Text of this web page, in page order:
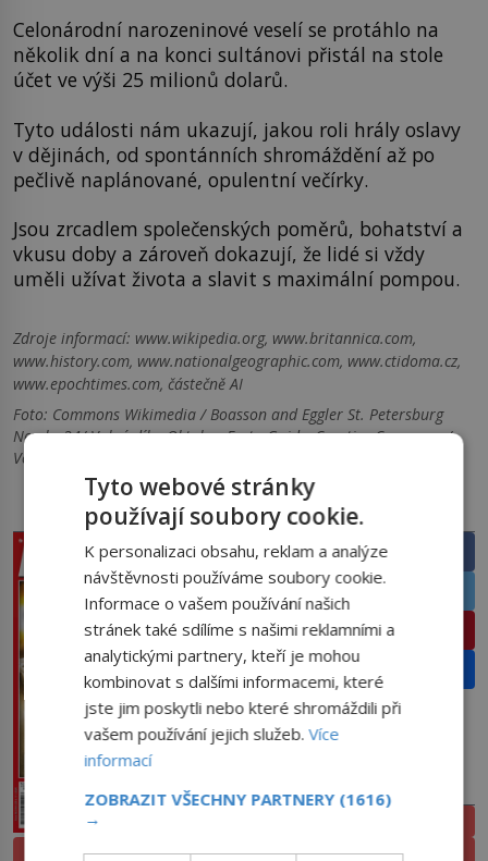
Celonárodní narozeninové veselí se protáhlo na
několik dní a na konci sultánovi přistál na stole
účet ve výši 25 milionů dolarů.
Tyto události nám ukazují, jakou roli hrály oslavy
v dějinách, od spontánních shromáždění až po
pečlivě naplánované, opulentní večírky.
Jsou zrcadlem společenských poměrů, bohatství a
vkusu doby a zároveň dokazují, že lidé si vždy
uměli užívat života a slavit s maximální pompou.
Zdroje informací: www.wikipedia.org, www.britannica.com,
www.history.com, www.nationalgeographic.com, www.ctidoma.cz,
www.epochtimes.com, částečně AI
Foto: Commons Wikimedia / Boasson and Eggler St. Petersburg
Nevsky 24/ Volné dílo, Oktober Fest - Guide, Creative Commons /
Volné dílo
PRÁVĚ V PRODEJI
PROLISTOVAT
SDÍLEJTE ČLÁNEK
Facebook
Twitter
Pinterest
Email
PŘEDPLATNÉ
TIŠTĚNÉ
Tyto webové stránky
používají soubory cookie.
K personalizaci obsahu, reklam a analýze
návštěvnosti používáme soubory cookie.
Informace o vašem používání našich
stránek také sdílíme s našimi reklamními a
analytickými partnery, kteří je mohou
kombinovat s dalšími informacemi, které
jste jim poskytli nebo které shromáždili při
vašem používání jejich služeb.Více
informací
ZOBRAZIT VŠECHNY PARTNERY (1616)
→